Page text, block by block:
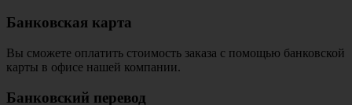
Банковская карта
Вы сможете оплатить стоимость заказа с помощью банковской
карты в офисе нашей компании.
Банковский перевод